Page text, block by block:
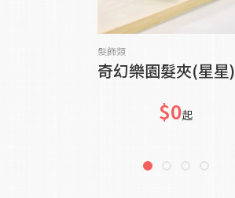
髮飾類
奇幻樂園髮夾(星星)
$0起